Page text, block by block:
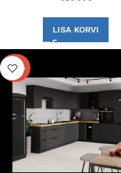
LISA KORVI
-40%